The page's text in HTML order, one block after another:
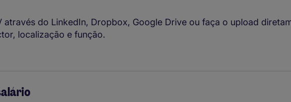
através do LinkedIn, Dropbox, Google Drive ou faça o upload
localização e função.